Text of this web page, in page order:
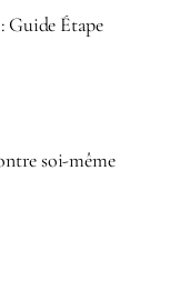
Guide Étape
soi-même